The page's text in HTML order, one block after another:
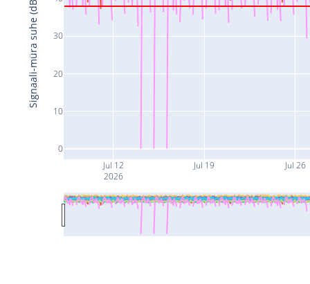
Jul 12
2026
Jul 19 Jul 26
0
10
20
30
Signaali-müra suhe (dB)